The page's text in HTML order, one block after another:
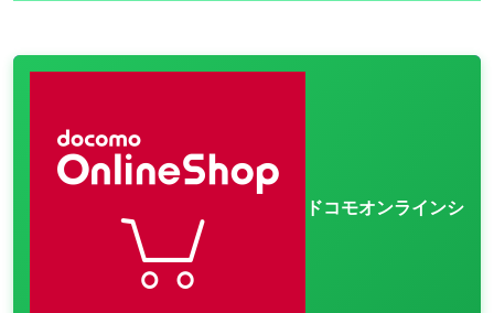
ドコモオンラインシ